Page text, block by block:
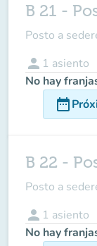
B 21 -
Posto a
person 1 asiento
No hay
date_range
B 22 -
Posto a
person 1 asiento
No hay